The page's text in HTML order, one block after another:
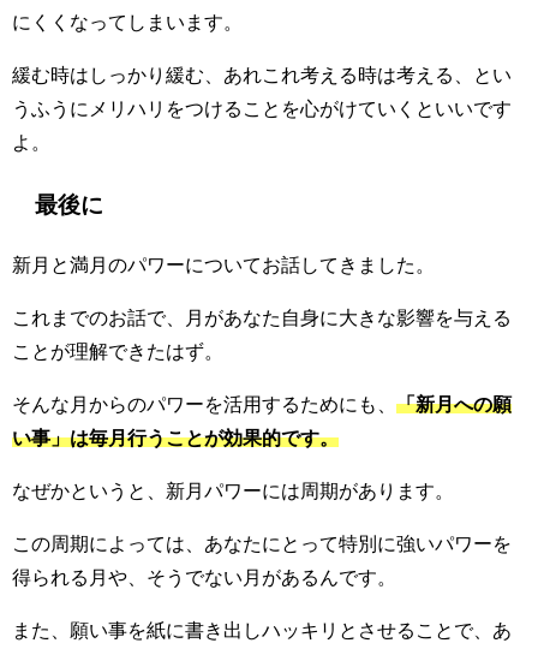
にくくなってしまいます。
緩む時はしっかり緩む、あれこれ考える時は考える、とい
うふうにメリハリをつけることを心がけていくといいです
よ。
最後に
新月と満月のパワーについてお話してきました。
これまでのお話で、月があなた自身に大きな影響を与える
ことが理解できたはず。
そんな月からのパワーを活用するためにも、 「新月への願
い事」は毎月行うことが効果的です。
なぜかというと、新月パワーには周期があります。
この周期によっては、あなたにとって特別に強いパワーを
得られる月や、そうでない月があるんです。
また、願い事を紙に書き出しハッキリとさせることで、あ